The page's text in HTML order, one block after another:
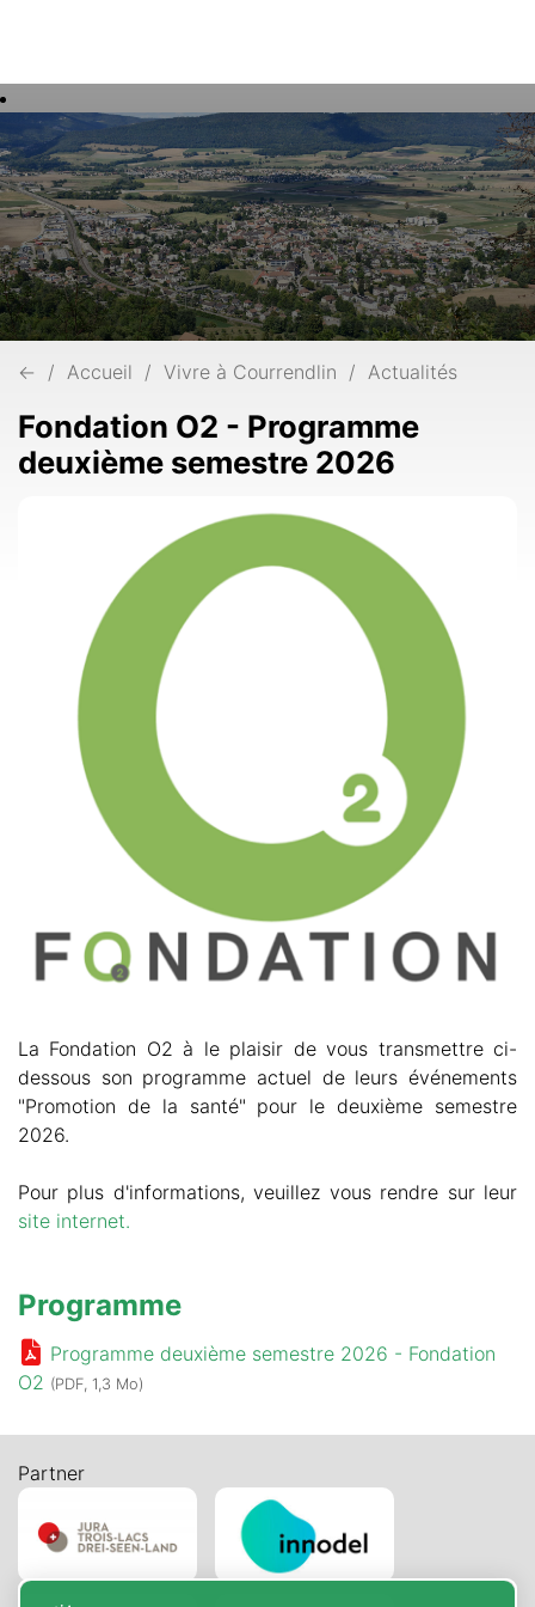
Mots
clés
← Accueil Vivre à Courrendlin Actualités
Fondation O2 - Programme
deuxième semestre 2026
La Fondation O2 à le plaisir de vous transmettre ci-
dessous son programme actuel de leurs événements
"Promotion de la santé" pour le deuxième semestre
2026.
Pour plus d'informations, veuillez vous rendre sur leur
site internet.
Programme
Programme deuxième semestre 2026 - Fondation
O2 (PDF, 1,3 Mo)
Partner